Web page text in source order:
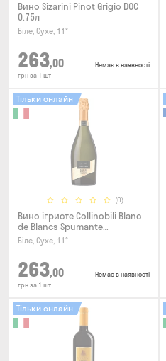
Вино Sizarini Pinot Grigio DOC
0.75л
Біле, Сухе, 11°
263,00
грн за 1 шт
Немає в наявності
(0)
Тільки онлайн
Вино ігристе Collinobili Blanc
de Blancs Spumante
Millesimato Extra Dry 0.75л
Біле, Сухе, 11°
263,00
грн за 1 шт
Немає в наявності
Тільки онлайн